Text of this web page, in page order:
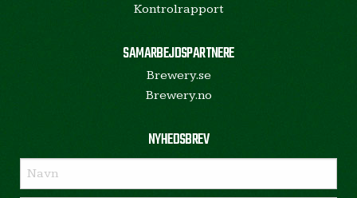
Kontrolrapport
SAMARBEJDSPARTNERE
Brewery.se
Brewery.no
NYHEDSBREV